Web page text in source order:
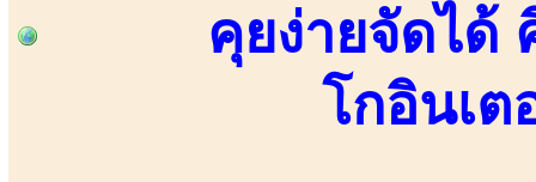
คุยง่ายจัดได้
โกอินเ